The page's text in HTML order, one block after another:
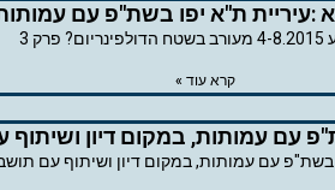
:עיריית ת"א יפו בשת"פ עם
3
קרא עוד »
עם עמותות, במקום דיון ושיתוף
בשת"פ עם עמותות, במקום דיון ושיתוף עם